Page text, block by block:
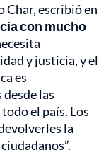
Char, escribió en
con mucho
y justicia, y el
es
las
el país. Los
la